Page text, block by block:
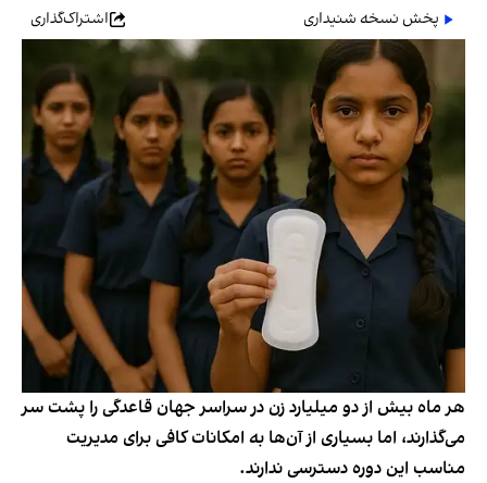
پخش نسخه شنیداری اشتراک‌گذاری
هر ماه بیش از دو میلیارد زن در سراسر جهان قاعدگی را پشت سر
می‌گذارند، اما بسیاری از آن‌ها به امکانات کافی برای مدیریت
مناسب این دوره دسترسی ندارند.